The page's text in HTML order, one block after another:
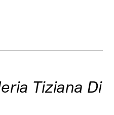
Tiziana Di